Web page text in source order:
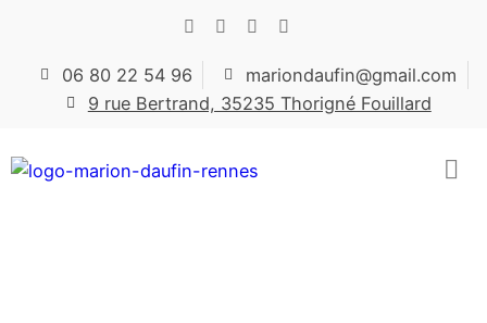
06 80 22 54 96
mariondaufin@gmail.com
9 rue Bertrand, 35235 Thorigné Fouillard